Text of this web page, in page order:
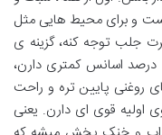
و برای محیط هایی مثل
جلب توجه کنه، گزینه ی
اسانس کمتری دارن،
روغنی پایین تره و راحت
اولیه قوی ای دارن. یعنی